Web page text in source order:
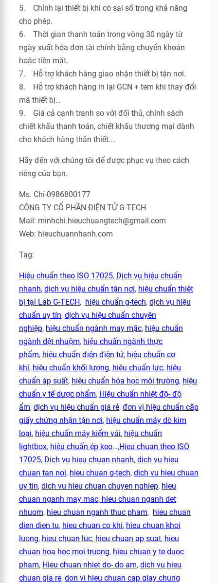
5. Chỉnh lại thiết bị khi có sai số trong khả năng
cho phép.
6. Thời gian thanh toán trong vòng 30 ngày từ
ngày xuất hóa đơn tài chính bằng chuyển khoản
hoặc tiền mặt.
7. Hỗ trợ khách hàng giao nhận thiết bị tận nơi.
8. Hỗ trợ khách hàng in lại GCN + tem khi thay đổi
mã thiết bị…
9. Giá cả cạnh tranh so với đối thủ, chính sách
chiết khấu thanh toán, chiết khấu thương mại dành
cho khách hàng thân thiết.…
Hãy đến với chúng tôi để được phục vụ theo cách
riêng của bạn.
Ms. Chí-0986800177
CÔNG TY CỔ PHẦN ĐIỆN TỬ G-TECH
Mail: minhchi.hieuchuangtech@gmail.com
Web: hieuchuannhanh.com
Tag:
Hiệu chuẩn theo ISO 17025, Dịch vụ hiệu chuẩn
nhanh, dịch vụ hiệu chuẩn tận nơi, hiệu chuẩn thiêt
bị tại Lab G-TECH, hiệu chuẩn g-tech, dịch vụ hiệu
chuẩn uy tín, dịch vụ hiệu chuẩn chuyên
nghiệp, hiệu chuẩn ngành may mặc, hiệu chuẩn
ngành dệt nhuộm, hiệu chuẩn ngành thực
phẩm, hiệu chuẩn điện điện tử, hiệu chuẩn cơ
khí, hiệu chuẩn khối lượng, hiệu chuẩn lực, hiệu
chuẩn áp suất, hiệu chuẩn hóa học môi trường, hiệu
chuẩn y tế dược phẩm, Hiệu chuẩn nhiệt độ- độ
ẩm, dịch vụ hiệu chuẩn giá rẻ, đơn vị hiệu chuẩn cấp
giấy chứng nhận tận nơi, hiệu chuẩn máy dò kim
loại, hiệu chuẩn máy kiểm vải, hiệu chuẩn
lightbox, hiệu chuẩn ép keo…,Hieu chuan theo ISO
17025, Dich vu hieu chuan nhanh, dich vu hieu
chuan tan noi, hieu chuan g-tech, dich vu hieu chuan
uy tín, dich vu hieu chuan chuyen nghiep, hieu
chuan nganh may mac, hieu chuan nganh det
nhuom, hieu chuan nganh thuc pham, hieu chuan
dien dien tu, hieu chuan co khi, hieu chuan khoi
luong, hieu chuan luc, hieu chuan ap suat, hieu
chuan hoa hoc moi truong, hieu chuan y te duoc
pham, Hieu chuan nhiet do- do am, dich vu hieu
chuan gia re, don vi hieu chuan cap giay chung